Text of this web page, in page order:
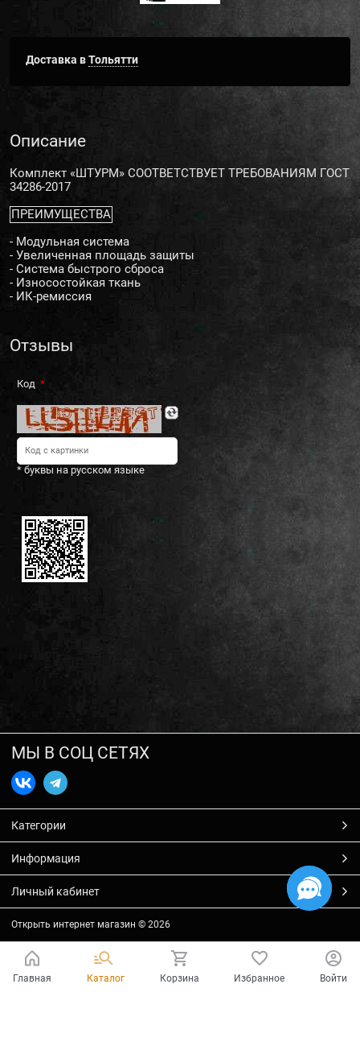
Доставка вТольятти
Описание
Комплект «ШТУРМ» СООТВЕТСТВУЕТ ТРЕБОВАНИЯМ ГОСТ
34286-2017
ПРЕИМУЩЕСТВА
- Модульная система
- Увеличенная площадь защиты
- Система быстрого сброса
- Износостойкая ткань
- ИК-ремиссия
Отзывы
Код
* буквы на русском языке
МЫ В СОЦ СЕТЯХ
Категории
Информация
Личный кабинет
Открыть интернет магазин © 2026
Главная Каталог Корзина Избранное Войти